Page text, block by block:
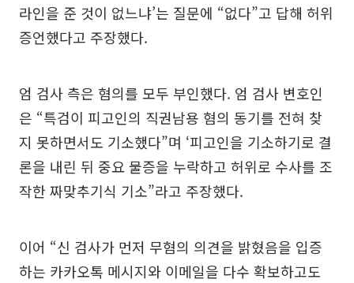
라인을 준 것이 없느냐’는 질문에 “없다”고 답해 허위
증언했다고 주장했다.
엄 검사 측은 혐의를 모두 부인했다. 엄 검사 변호인
은 “특검이 피고인의 직권남용 혐의 동기를 전혀 찾
지 못하면서도 기소했다”며 ‘피고인을 기소하기로 결
론을 내린 뒤 중요 물증을 누락하고 허위로 수사를 조
작한 짜맞추기식 기소”라고 주장했다.
이어 “신 검사가 먼저 무혐의 의견을 밝혔음을 입증
하는 카카오톡 메시지와 이메일을 다수 확보하고도